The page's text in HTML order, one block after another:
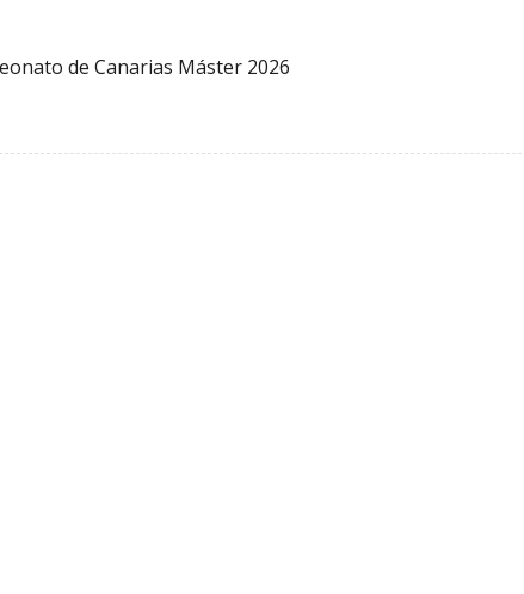
de Canarias Máster 2026